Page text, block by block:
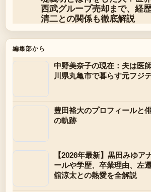
西武グループ売却まで、経
清二との関係も徹底解説
編集部から
中野美奈子の現在：夫は医
川県丸亀市で暮らす元フジ
豊田裕大のプロフィールと
の軌跡
【2026年最新】黒田みゆア
ールや学歴、卒業理由、左
舘涼太との熱愛を全解説